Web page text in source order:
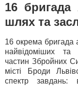
16
шлях та
16 окрема бригада
найвідоміших та
частин Збройних
місті Броди
спектр завдань: